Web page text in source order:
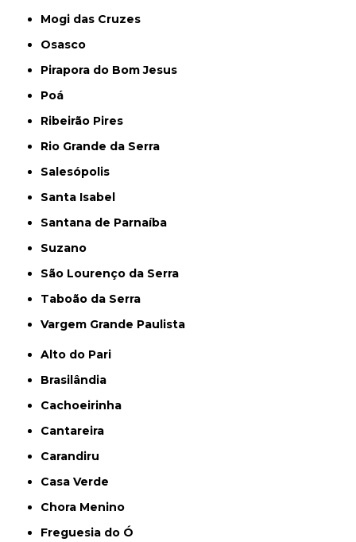
Mogi das Cruzes
Osasco
Pirapora do Bom Jesus
Poá
Ribeirão Pires
Rio Grande da Serra
Salesópolis
Santa Isabel
Santana de Parnaíba
Suzano
São Lourenço da Serra
Taboão da Serra
Vargem Grande Paulista
Alto do Pari
Brasilândia
Cachoeirinha
Cantareira
Carandiru
Casa Verde
Chora Menino
Freguesia do Ó